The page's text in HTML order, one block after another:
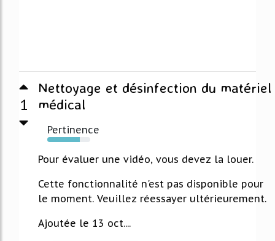
1
Nettoyage et désinfection du matériel
médical
Pertinence
76%
Pour évaluer une vidéo, vous devez la louer.
Cette fonctionnalité n'est pas disponible pour
le moment. Veuillez réessayer ultérieurement.
Ajoutée le 13 oct....